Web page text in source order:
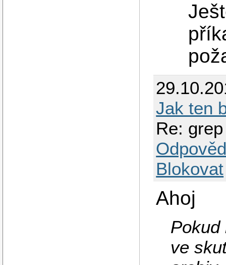
Jak ten
Re:
Blokovat
Ahoj
Pokud
ve